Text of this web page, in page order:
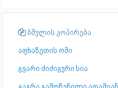
ბმულის კოპირება
აფხაზეთის ომი
გვარი ძიძიგური სია